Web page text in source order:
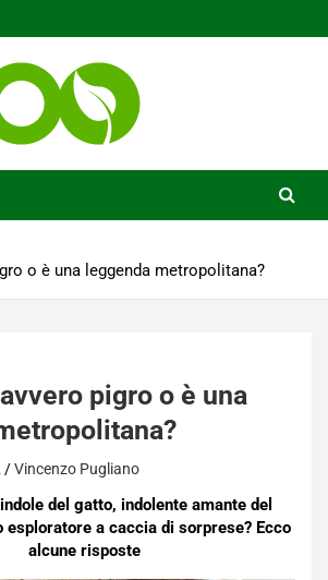
o è una leggenda metropolitana?
pigro o è una
Vincenzo Pugliano
del gatto, indolente amante del
esploratore a caccia di sorprese? Ecco
alcune risposte